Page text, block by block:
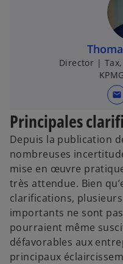
Director |
mail
Principales
Depuis la publication
nombreuses
mise en œuvre
très attendue. Bien
clarifications,
importants ne sont
pourraient même
défavorables aux
principaux